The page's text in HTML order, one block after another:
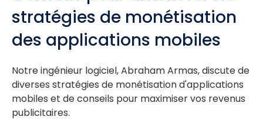
stratégies de monétisation
des applications mobiles
Notre ingénieur logiciel, Abraham Armas, discute de
diverses stratégies de monétisation d'applications
mobiles et de conseils pour maximiser vos revenus
publicitaires.